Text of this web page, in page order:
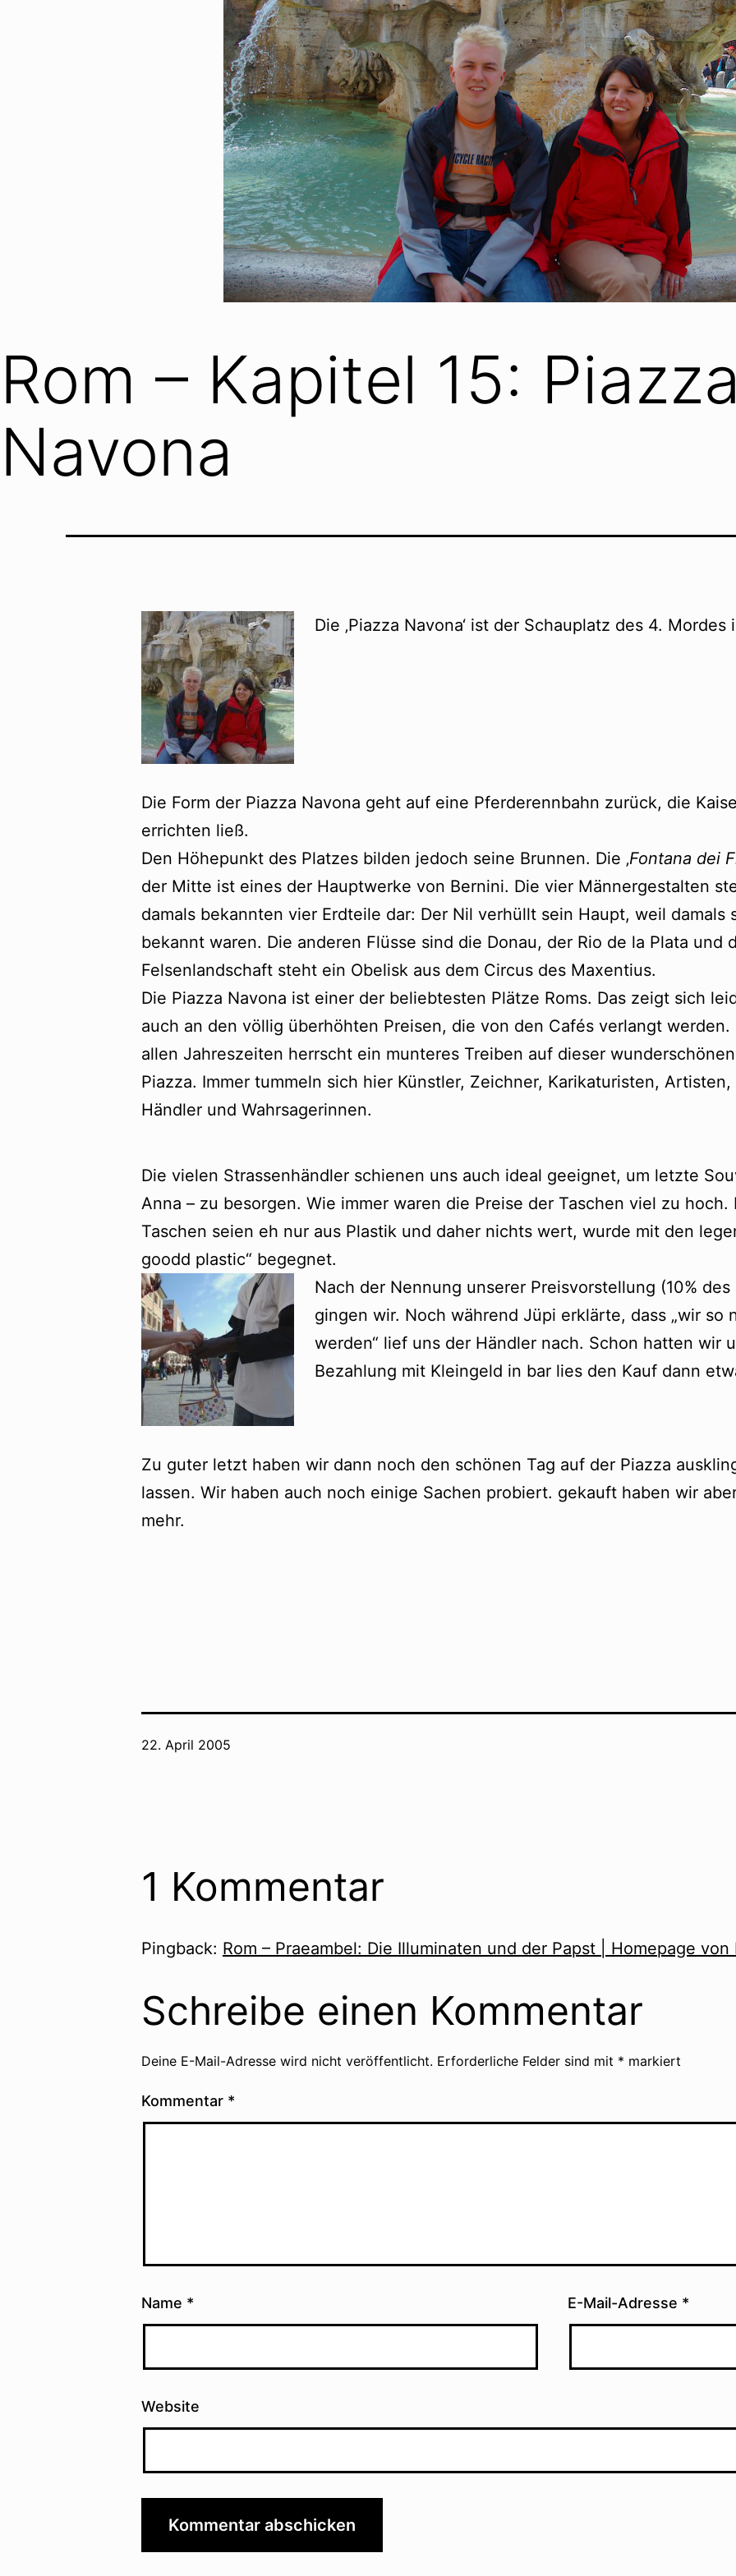
Rom – Kapitel 15: Piazza
Navona
Die ‚Piazza Navona‘ ist der Schauplatz des 4. Mordes
Die Form der Piazza Navona geht auf eine Pferderennbahn zurück, die
errichten ließ.
Den Höhepunkt des Platzes bilden jedoch seine Brunnen. Die ‚Fontana dei
der Mitte ist eines der Hauptwerke von Bernini. Die vier Männergestalten
damals bekannten vier Erdteile dar: Der Nil verhüllt sein Haupt, weil damals
bekannt waren. Die anderen Flüsse sind die Donau, der Rio de la Plata und
Felsenlandschaft steht ein Obelisk aus dem Circus des Maxentius.
Die Piazza Navona ist einer der beliebtesten Plätze Roms. Das zeigt sich
auch an den völlig überhöhten Preisen, die von den Cafés verlangt werden.
allen Jahreszeiten herrscht ein munteres Treiben auf dieser wunderschönen
Piazza. Immer tummeln sich hier Künstler, Zeichner, Karikaturisten, Artisten,
Händler und Wahrsagerinnen.
Die vielen Strassenhändler schienen uns auch ideal geeignet, um letzte
Anna – zu besorgen. Wie immer waren die Preise der Taschen viel zu
Taschen seien eh nur aus Plastik und daher nichts wert, wurde mit den
goodd plastic“ begegnet.
Nach der Nennung unserer Preisvorstellung (10%
gingen wir. Noch während Jüpi erklärte, dass „wir so
werden“ lief uns der Händler nach. Schon hatten wir
Bezahlung mit Kleingeld in bar lies den Kauf dann
Zu guter letzt haben wir dann noch den schönen Tag auf der Piazza
lassen. Wir haben auch noch einige Sachen probiert. gekauft haben wir
mehr.
Veröffentlicht
22. April 2005
1 Kommentar
Pingback: Rom – Praeambel: Die Illuminaten und der Papst | Homepage von
Schreibe einen Kommentar
Deine E-Mail-Adresse wird nicht veröffentlicht. Erforderliche Felder sind mit * markiert
Kommentar *
Name * E-Mail-Adresse *
Website